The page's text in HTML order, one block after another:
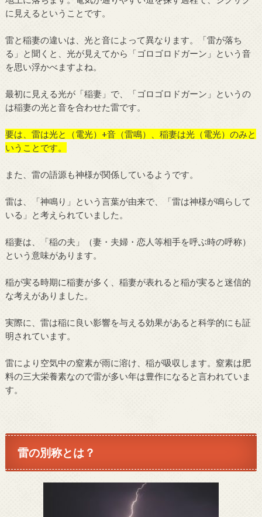
に見えるということです。
雷と稲妻の違いは、光と音によって異なります。「雷が落ち
る」と聞くと、光が見えてから「ゴロゴロドガーン」という音
を思い浮かべますよね。
最初に見える光が「稲妻」で、「ゴロゴロドガーン」というの
は稲妻の光と音を合わせた雷です。
要は、雷は光と（電光）+音（雷鳴）、稲妻は光（電光）のみと
いうことです。
また、雷の語源も神様が関係しているようです。
雷は、「神鳴り」という言葉が由来で、「雷は神様が鳴らして
いる」と考えられていました。
稲妻は、「稲の夫」（妻・夫婦・恋人等相手を呼ぶ時の呼称）
という意味があります。
稲が実る時期に稲妻が多く、稲妻が表れると稲が実ると迷信的
な考えがありました。
実際に、雷は稲に良い影響を与える効果があると科学的にも証
明されています。
雷により空気中の窒素が雨に溶け、稲が吸収します。窒素は肥
料の三大栄養素なので雷が多い年は豊作になると言われていま
す。
雷の別称とは？